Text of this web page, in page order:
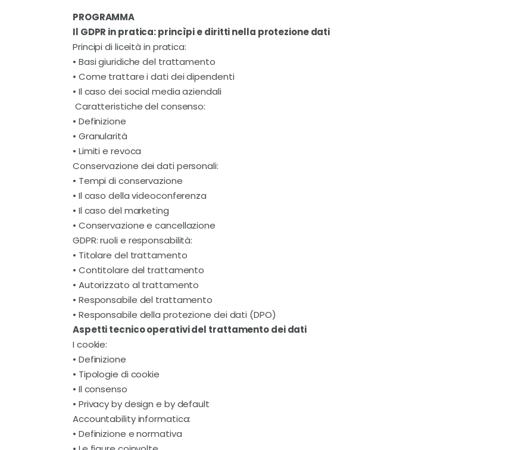
PROGRAMMA
Il GDPR in pratica: princìpi e diritti nella protezione dati
Principi di liceità in pratica:
• Basi giuridiche del trattamento
• Come trattare i dati dei dipendenti
• Il caso dei social media aziendali
Caratteristiche del consenso:
• Definizione
• Granularità
• Limiti e revoca
Conservazione dei dati personali:
• Tempi di conservazione
• Il caso della videoconferenza
• Il caso del marketing
• Conservazione e cancellazione
GDPR: ruoli e responsabilità:
• Titolare del trattamento
• Contitolare del trattamento
• Autorizzato al trattamento
• Responsabile del trattamento
• Responsabile della protezione dei dati (DPO)
Aspetti tecnico operativi del trattamento dei dati
I cookie:
• Definizione
• Tipologie di cookie
• Il consenso
• Privacy by design e by default
Accountability informatica:
• Definizione e normativa